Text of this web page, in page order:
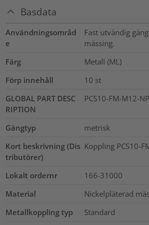
Basdata
Användningsområd
e
Fast utvändig
mässing.
Färg
Metall (ML)
Förp innehåll
10 st
GLOBAL PART DESC
RIPTION
PCS10-FM-M12-
Gängtyp
metrisk
Kort beskrivning (Dis
tributörer)
Koppling PCS10-
Lokalt ordernr
166-31000
Material
Nickelpläterad
Metallkoppling typ
Standard